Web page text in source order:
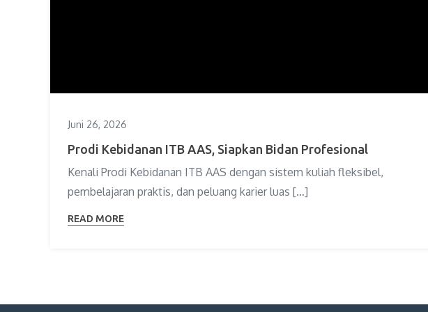
Juni 26, 2026
Prodi Kebidanan ITB AAS, Siapkan Bidan Profesional
Kenali Prodi Kebidanan ITB AAS dengan sistem kuliah fleksibel,
pembelajaran praktis, dan peluang karier luas […]
READ MORE